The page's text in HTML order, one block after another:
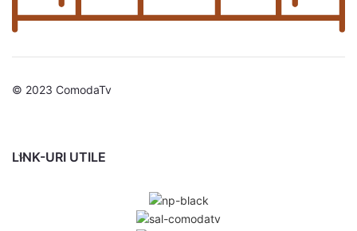
© 2023 ComodaTv
LINK-URI UTILE